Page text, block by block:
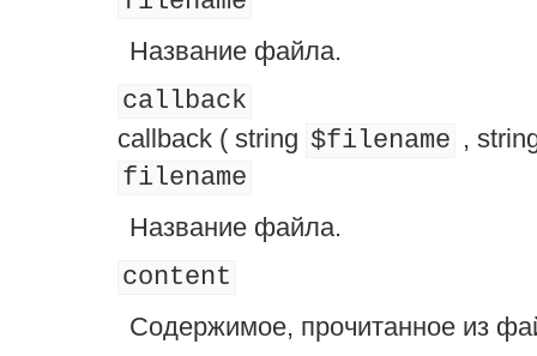
Название файла.
callback
callback ( string $filename ,
filename
Название файла.
content
Содержимое, прочитанное из